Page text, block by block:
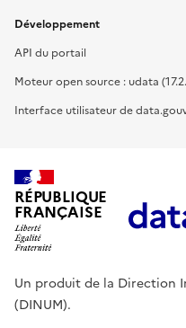
Développement
API du portail
Moteur open source : udata
Interface utilisateur de
RÉPUBLIQUE
FRANÇAISE
Un produit de la Direction
(DINUM).